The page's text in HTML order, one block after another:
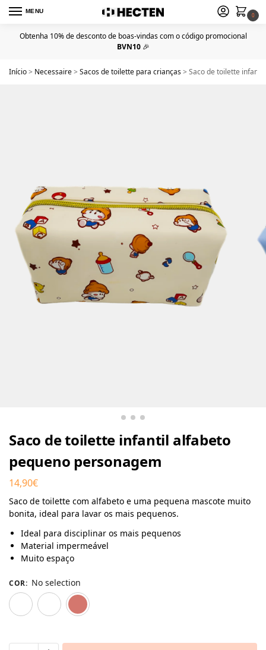
MENU
0
Obtenha 10% de desconto de boas-vindas com o código promocional
BVN10🎉
Início> Necessaire> Sacos de toilette para crianças> Saco de toilette
Saco de toilette infantil alfabeto
pequeno personagem
14,90€
Saco de toilette com alfabeto e uma pequena mascote muito
bonita, ideal para lavar os mais pequenos.
Ideal para disciplinar os mais pequenos
Material impermeável
Muito espaço
COR: No selection
Azul